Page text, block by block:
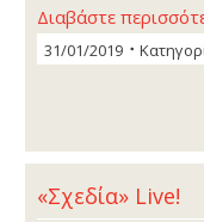
Διαβάστε
31/01/2019
«Σχεδία» Live!